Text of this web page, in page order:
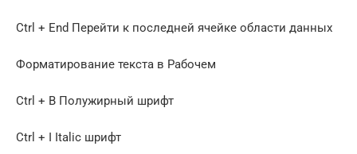
Ctrl + End Перейти к последней ячейке области данных
Форматирование текста в Рабочем
Ctrl + B Полужирный шрифт
Ctrl + I Italic шрифт